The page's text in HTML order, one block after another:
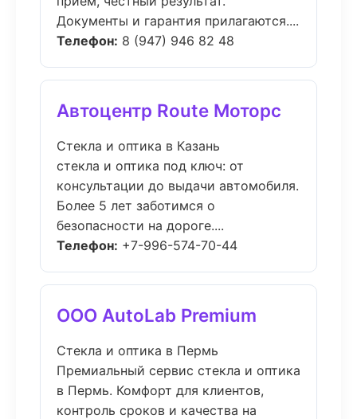
Документы и гарантия прилагаются....
Телефон: 8 (947) 946 82 48
Автоцентр Route Моторс
Стекла и оптика в Казань
стекла и оптика под ключ: от
консультации до выдачи автомобиля.
Более 5 лет заботимся о
безопасности на дороге....
Телефон: +7-996-574-70-44
ООО AutoLab Premium
Стекла и оптика в Пермь
Премиальный сервис стекла и оптика
в Пермь. Комфорт для клиентов,
контроль сроков и качества на